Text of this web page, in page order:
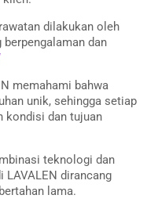
dilakukan oleh
dan
memahami bahwa
unik, sehingga setiap
kondisi dan tujuan
teknologi dan
LAVALEN dirancang
lama.